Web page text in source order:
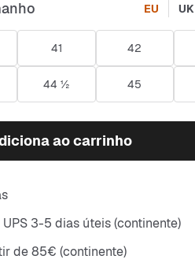
EU UK
41 42
44 ½ 45
ao carrinho
3-5 dias úteis (continente)
de 85€ (continente)